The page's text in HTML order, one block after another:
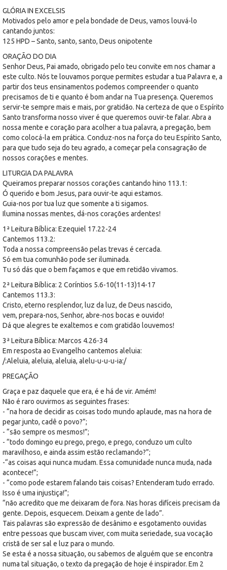
GLÓRIA IN EXCELSIS
Motivados pelo amor e pela bondade de Deus, vamos louvá-lo
cantando juntos:
125 HPD – Santo, santo, santo, Deus onipotente
ORAÇÃO DO DIA
Senhor Deus, Pai amado, obrigado pelo teu convite em nos chamar a
este culto. Nós te louvamos porque permites estudar a tua Palavra e, a
partir dos teus ensinamentos podemos compreender o quanto
precisamos de ti e quanto é bom andar na Tua presença. Queremos
servir-te sempre mais e mais, por gratidão. Na certeza de que o Espírito
Santo transforma nosso viver é que queremos ouvir-te falar. Abra a
nossa mente e coração para acolher a tua palavra, a pregação, bem
como colocá-la em prática. Conduz-nos na força do teu Espírito Santo,
para que tudo seja do teu agrado, a começar pela consagração de
nossos corações e mentes.
LITURGIA DA PALAVRA
Queiramos preparar nossos corações cantando hino 113.1:
Ó querido e bom Jesus, para ouvir-te aqui estamos.
Guia-nos por tua luz que somente a ti sigamos.
Ilumina nossas mentes, dá-nos corações ardentes!
1ª Leitura Bíblica: Ezequiel 17.22-24
Cantemos 113.2:
Toda a nossa compreensão pelas trevas é cercada.
Só em tua comunhão pode ser iluminada.
Tu só dás que o bem façamos e que em retidão vivamos.
2ª Leitura Bíblica: 2 Coríntios 5.6-10(11-13)14-17
Cantemos 113.3:
Cristo, eterno resplendor, luz da luz, de Deus nascido,
vem, prepara-nos, Senhor, abre-nos bocas e ouvido!
Dá que alegres te exaltemos e com gratidão louvemos!
3ª Leitura Bíblica: Marcos 4.26-34
Em resposta ao Evangelho cantemos aleluia:
/:Aleluia, aleluia, aleluia, alelu-u-u-u-ia:/
PREGAÇÃO
Graça e paz daquele que era, é e há de vir. Amém!
Não é raro ouvirmos as seguintes frases:
- “na hora de decidir as coisas todo mundo aplaude, mas na hora de
pegar junto, cadê o povo?”;
- “são sempre os mesmos!”;
- “todo domingo eu prego, prego, e prego, conduzo um culto
maravilhoso, e ainda assim estão reclamando?”;
-“as coisas aqui nunca mudam. Essa comunidade nunca muda, nada
acontece!”;
- “como pode estarem falando tais coisas? Entenderam tudo errado.
Isso é uma injustiça!”;
“não acredito que me deixaram de fora. Nas horas difíceis precisam da
gente. Depois, esquecem. Deixam a gente de lado”.
Tais palavras são expressão de desânimo e esgotamento ouvidas
entre pessoas que buscam viver, com muita seriedade, sua vocação
cristã de ser sal e luz para o mundo.
Se esta é a nossa situação, ou sabemos de alguém que se encontra
numa tal situação, o texto da pregação de hoje é inspirador. Em 2